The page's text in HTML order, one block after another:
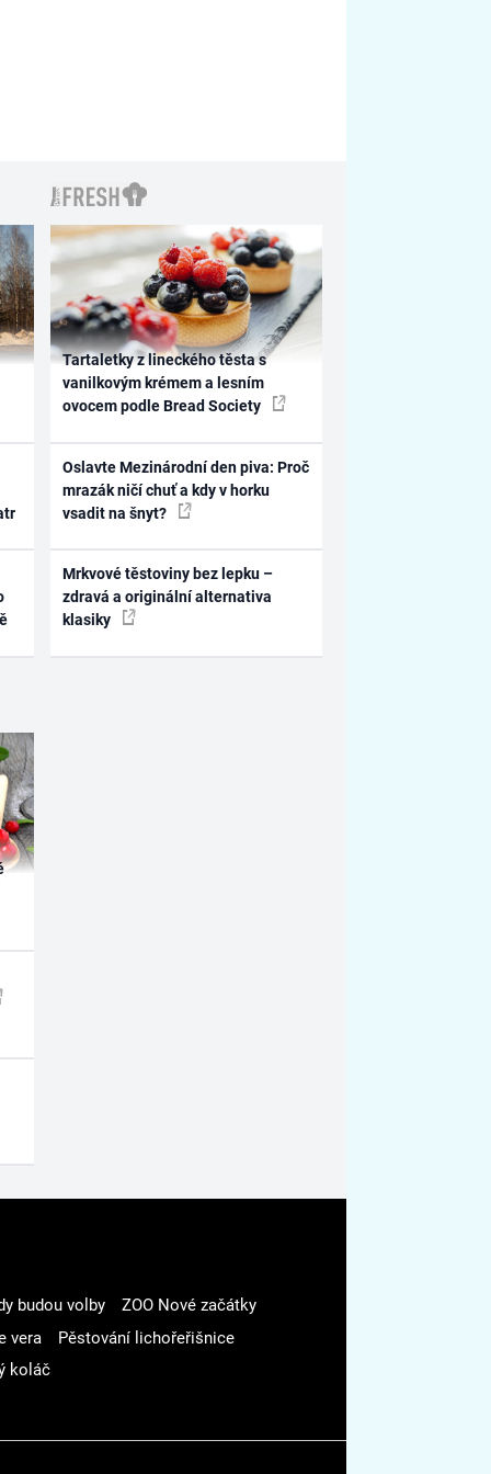
Tartaletky z lineckého těsta s
vanilkovým krémem a lesním
ovocem podle Bread Society
Oslavte Mezinárodní den piva: Proč
mrazák ničí chuť a kdy v horku
vsadit na šnyt?
Mrkvové těstoviny bez lepku –
zdravá a originální alternativa
klasiky
budou volby
ZOO Nové začátky
vera
Pěstování lichořeřišnice
koláč